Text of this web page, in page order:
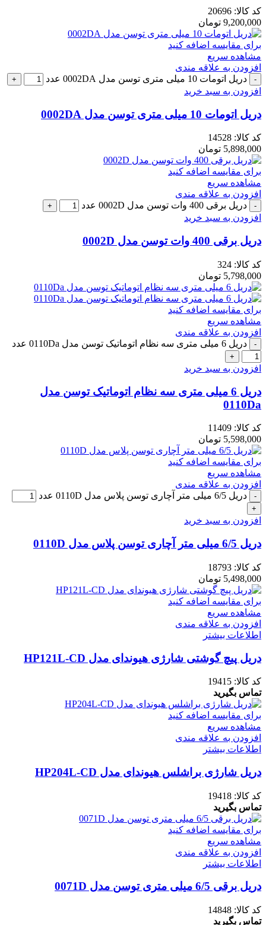
کد کالا: 20696
9,200,000 تومان
برای مقایسه اضافه کنید
مشاهده سریع
افزودن به علاقه مندی
دریل اتومات 10 میلی متری توسن مدل 0002DA عدد
افزودن به سبد خرید
دریل اتومات 10 میلی متری توسن مدل 0002DA
کد کالا: 14528
5,898,000 تومان
برای مقایسه اضافه کنید
مشاهده سریع
افزودن به علاقه مندی
دریل برقی 400 وات توسن مدل 0002D عدد
افزودن به سبد خرید
دریل برقی 400 وات توسن مدل 0002D
کد کالا: 324
5,798,000 تومان
برای مقایسه اضافه کنید
مشاهده سریع
افزودن به علاقه مندی
دریل 6 میلی متری سه نظام اتوماتیک توسن مدل 0110Da عدد
افزودن به سبد خرید
دریل 6 میلی متری سه نظام اتوماتیک توسن مدل
0110Da
کد کالا: 11409
5,598,000 تومان
برای مقایسه اضافه کنید
مشاهده سریع
افزودن به علاقه مندی
دریل 6/5 میلی متر آچاری توسن پلاس مدل 0110D عدد
افزودن به سبد خرید
دریل 6/5 میلی متر آچاری توسن پلاس مدل 0110D
کد کالا: 18793
5,498,000 تومان
برای مقایسه اضافه کنید
مشاهده سریع
افزودن به علاقه مندی
اطلاعات بیشتر
دریل پیچ گوشتی شارژی هیوندای مدل HP121L-CD
کد کالا: 19415
تماس بگیرید
برای مقایسه اضافه کنید
مشاهده سریع
افزودن به علاقه مندی
اطلاعات بیشتر
دریل شارژی براشلس هیوندای مدل HP204L-CD
کد کالا: 19418
تماس بگیرید
برای مقایسه اضافه کنید
مشاهده سریع
افزودن به علاقه مندی
اطلاعات بیشتر
دریل برقی 6/5 میلی متری توسن مدل 0071D
کد کالا: 14848
تماس بگیرید